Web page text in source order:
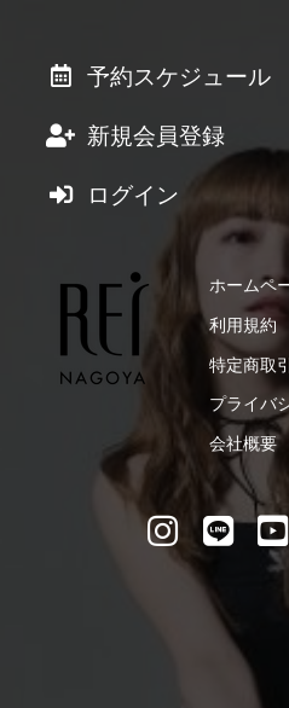
予約スケジュール
新規会員登録
ログイン
ホームペ
利用規約
特定商取
プライバ
会社概要